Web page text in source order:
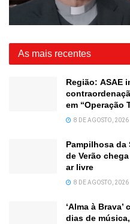
As mais recentes
Região: ASAE
em “Operação
8 DE AGOSTO, 2026
Pampilhosa da
de Verão
ar livre
8 DE AGOSTO, 2026
‘Alma à
dias de